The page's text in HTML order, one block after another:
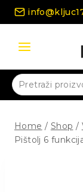
Skip
Pretraži:
Home / Shop /
Pištolj 6